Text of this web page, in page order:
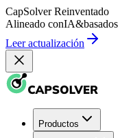
CapSolver Reinventado
Alineado conIA&
Leer actualización
Productos